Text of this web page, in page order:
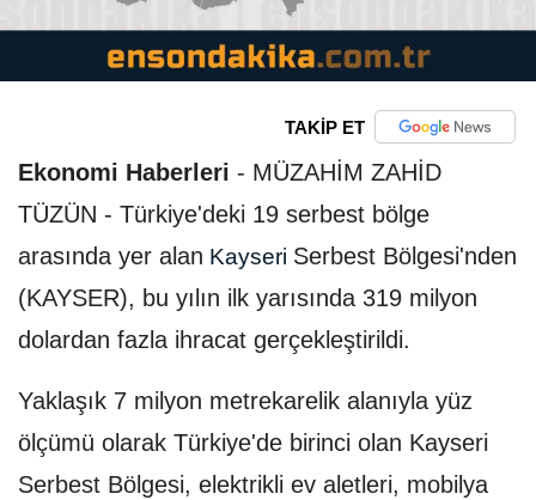
TAKİP ET
Ekonomi Haberleri - MÜZAHİM ZAHİD
TÜZÜN - Türkiye'deki 19 serbest bölge
arasında yer alan Kayseri Serbest Bölgesi'nden
(KAYSER), bu yılın ilk yarısında 319 milyon
dolardan fazla ihracat gerçekleştirildi.
Yaklaşık 7 milyon metrekarelik alanıyla yüz
ölçümü olarak Türkiye'de birinci olan Kayseri
Serbest Bölgesi, elektrikli ev aletleri, mobilya